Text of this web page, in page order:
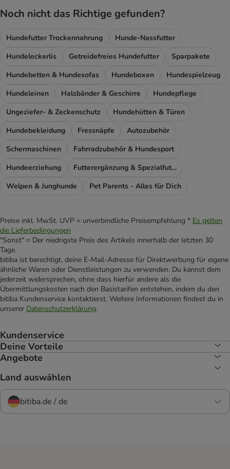
Noch nicht das Richtige gefunden?
Hundefutter Trockennahrung
Hunde-Nassfutter
Hundeleckerlis
Getreidefreies Hundefutter
Sparpakete
Hundebetten & Hundesofas
Hundeboxen
Hundespielzeug
Hundeleinen
Halsbänder & Geschirre
Hundepflege
Ungeziefer- & Zeckenschutz
Hundehütten & Türen
Hundebekleidung
Fressnäpfe
Autozubehör
Schermaschinen
Fahrradzubehör & Hundesport
Hundeerziehung
Futterergänzung & Spezialfutter
Welpen & Junghunde
Pet Parents - Alles für Dich
Preise inkl. MwSt. UVP = unverbindliche Preisempfehlung * Es gelten
die Lieferbedingungen
"Sonst" = Der niedrigste Preis des Artikels innerhalb der letzten 30
Tage.
bitiba ist berechtigt, deine E-Mail-Adresse für Direktwerbung für eigene
ähnliche Waren oder Dienstleistungen zu verwenden. Du kannst dem
jederzeit widersprechen, ohne dass hierfür andere als die
Übermittlungskosten nach den Basistarifen entstehen, indem du den
bitiba Kundenservice kontaktierst. Weitere Informationen findest du in
unserer Datenschutzerklärung.
Kundenservice
Deine Vorteile
Angebote
Land auswählen
bitiba.de / de